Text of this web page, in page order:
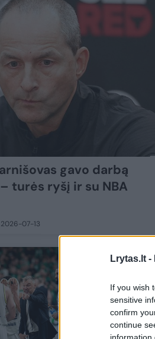
Lrytas.lt -
If you wish
sensitive
confirm
continue
information
gavo darbą
turės ryšį ir su NBA
2026-07-13